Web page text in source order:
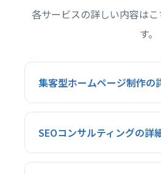
各サービスの詳しい内容は
す。
集客型ホームページ制作の
SEOコンサルティングの詳